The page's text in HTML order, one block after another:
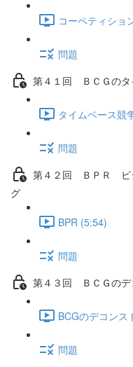
コーペティショ
問題
第４１回 ＢＣＧのタ
タイムベース競
問題
第４２回 ＢＰＲ ビ
グ
BPR (5:54)
問題
第４３回 ＢＣＧのデ
BCGのデコンス
問題